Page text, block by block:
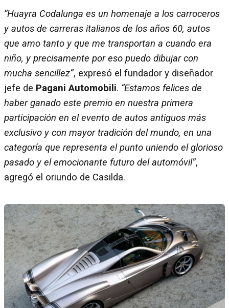
“Huayra Codalunga es un homenaje a los carroceros
y autos de carreras italianos de los años 60, autos
que amo tanto y que me transportan a cuando era
niño, y precisamente por eso puedo dibujar con
mucha sencillez”, expresó el fundador y diseñador
jefe de Pagani Automobili. “Estamos felices de
haber ganado este premio en nuestra primera
participación en el evento de autos antiguos más
exclusivo y con mayor tradición del mundo, en una
categoría que representa el punto uniendo el glorioso
pasado y el emocionante futuro del automóvil”,
agregó el oriundo de Casilda.